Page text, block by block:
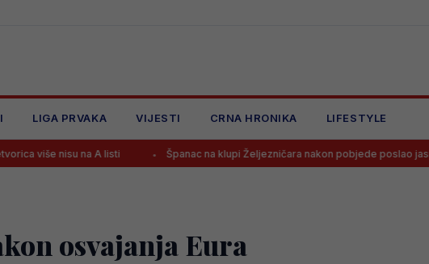
LIGA PRVAKA VIJESTI CRNA HRONIKA LIFESTYLE
A listi Španac na klupi Željezničara nakon pobjede poslao jasnu poruku svima
osvajanja Eura